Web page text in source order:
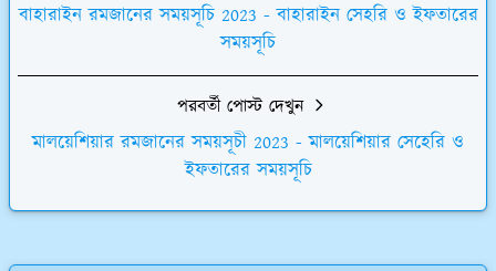
বাহারাইন রমজানের সময়সূচি 2023 - বাহারাইন সেহরি ও ইফতারের
সময়সূচি
পরবর্তী পোস্ট দেখুন
মালয়েশিয়ার রমজানের সময়সূচী 2023 - মালয়েশিয়ার সেহেরি ও
ইফতারের সময়সূচি